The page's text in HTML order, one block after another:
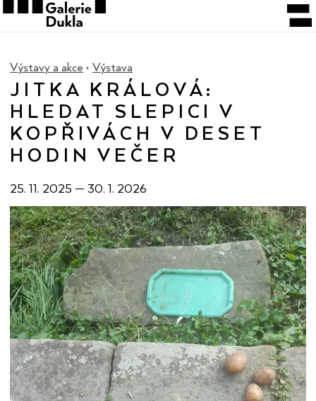
Výstavy a akce Výstava
JITKA KRÁLOVÁ:
HLEDAT SLEPICI V
KOPŘIVÁCH V DESET
HODIN VEČER
25. 11. 2025 — 30. 1. 2026